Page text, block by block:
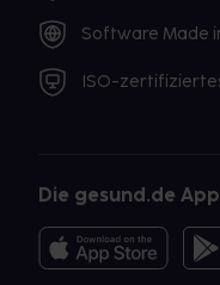
Software Made
ISO-
Die gesund.de App